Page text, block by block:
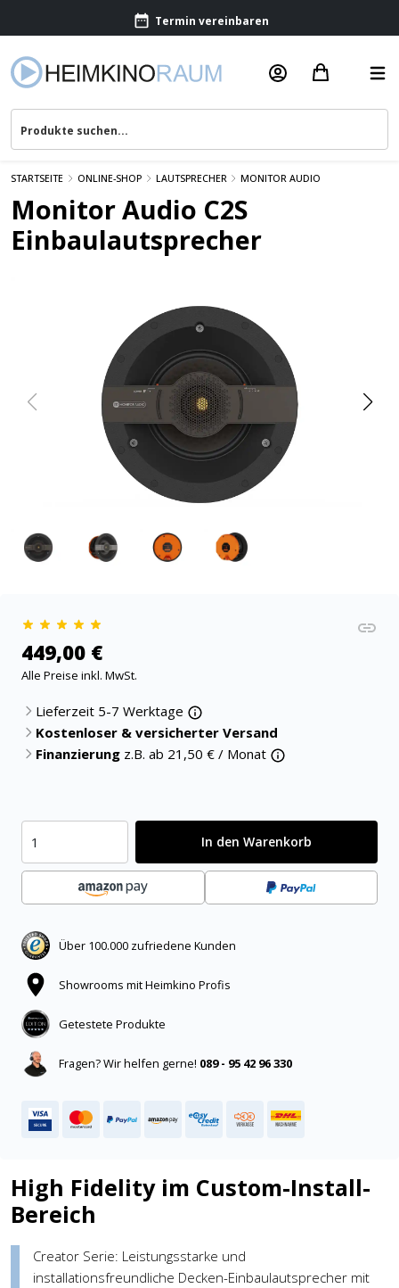
Termin vereinbaren
STARTSEITE ONLINE-SHOP LAUTSPRECHER MONITOR AUDIO
Monitor Audio C2S
Einbaulautsprecher
449,00 €
Alle Preise inkl. MwSt.
Lieferzeit 5-7 Werktage
Kostenloser & versicherter Versand
Finanzierung z.B. ab 21,50 € / Monat
In den Warenkorb
Über 100.000 zufriedene Kunden
Showrooms mit Heimkino Profis
Getestete Produkte
Fragen? Wir helfen gerne! 089 - 95 42 96 330
High Fidelity im Custom-Install-
Bereich
Creator Serie: Leistungsstarke und
installationsfreundliche Decken-Einbaulautsprecher mit